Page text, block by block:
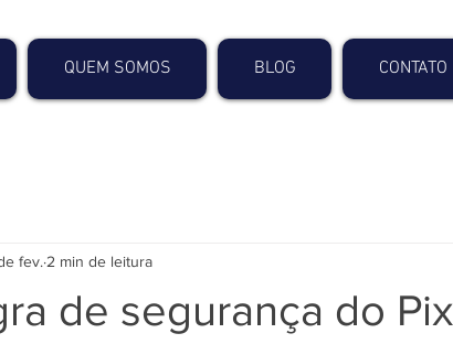
QUEM SOMOS BLOG CONTATO
de segurança do
fev. 2 min de leitura